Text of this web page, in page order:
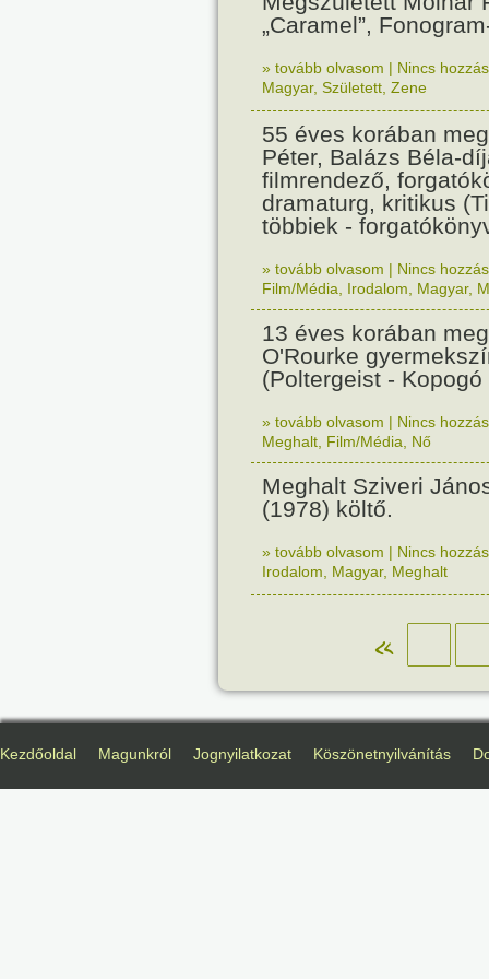
„Caramel”,
» tovább olvasom | Nincs
Magyar, Született Zene
55 éves korában
Péter, Balázs Béla-
filmrendező,
dramaturg, kritikus
többiek -
» tovább olvasom | Nincs
Film/Média
Irodalom Magyar,
13 éves korában
O'Rourke
(Poltergeist -
» tovább olvasom | Nincs
Meghalt Film/Média Nő
Meghalt Sziveri
(1978) költő.
» tovább olvasom | Nincs
Irodalom
Magyar, Meghalt
«
Kezdőoldal Magunkról Jognyilatkozat Köszönetnyilvánítás